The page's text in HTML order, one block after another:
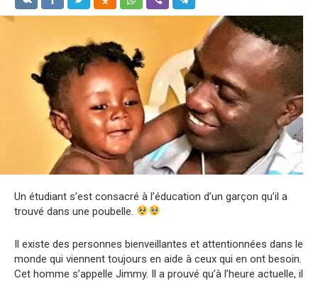
Un étudiant s’est consacré à l’éducation d’un garçon qu’il a
trouvé dans une poubelle.
Il existe des personnes bienveillantes et attentionnées dans le
monde qui viennent toujours en aide à ceux qui en ont besoin.
Cet homme s’appelle Jimmy. Il a prouvé qu’à l’heure actuelle, il